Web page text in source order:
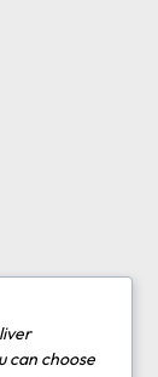
can choose